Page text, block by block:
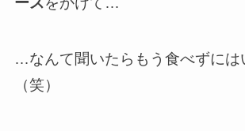
…なんて聞いたらもう食べずには
（笑）